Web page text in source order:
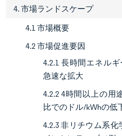
4. 市場ランドスケープ
4.1 市場概要
4.2 市場促進要因
4.2.1 長時間エネル
急速な拡大
4.2.2 4時間以上の用
比でのドル/kWhの低
4.2.3 非リチウム系